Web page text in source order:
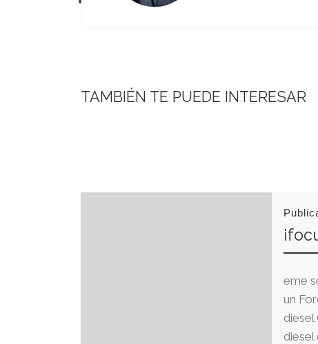
TAMBIÉN TE PUEDE INTERESAR
eme
un
diesel
diesel